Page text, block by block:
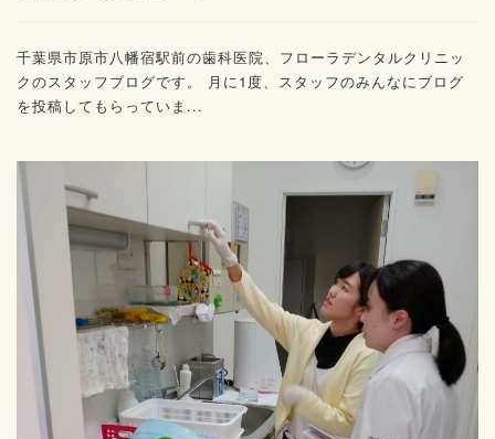
千葉県市原市八幡宿駅前の歯科医院、フローラデンタルクリニッ
クのスタッフブログです。 月に1度、スタッフのみんなにブログ
を投稿してもらっていま...